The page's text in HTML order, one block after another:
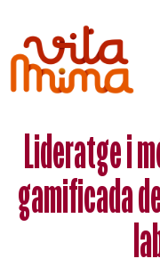
Lideratge i
gamificada